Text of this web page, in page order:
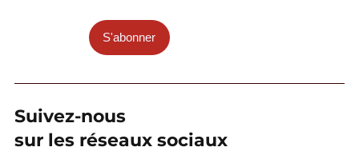
S'abonner
Suivez-nous
sur les réseaux sociaux